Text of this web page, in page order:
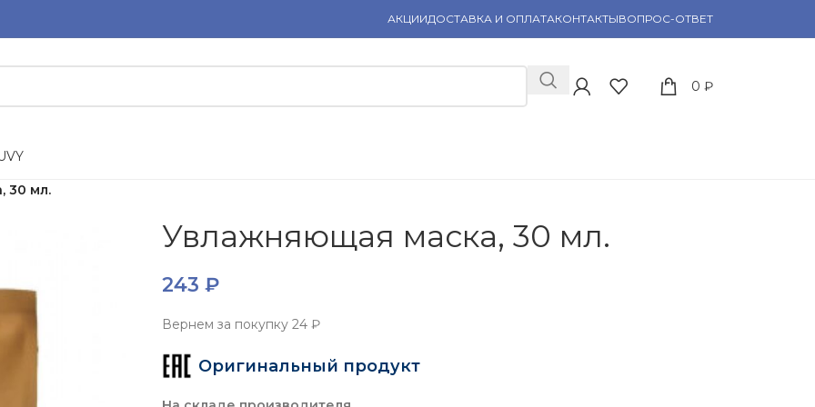
АКЦИИДОСТАВКА И ОПЛАТАКОНТАКТЫВОПРОС-ОТВЕТ
0 ₽
VY
30 мл.
Увлажняющая маска, 30 мл.
243 ₽
Вернем за покупку24 ₽
Оригинальный продукт